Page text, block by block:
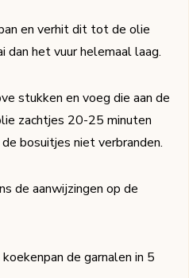
en verhit dit tot de olie
dan het vuur helemaal laag.
stukken en voeg die aan de
zachtjes 20-25 minuten
bosuitjes niet verbranden.
de aanwijzingen op de
de garnalen in 5